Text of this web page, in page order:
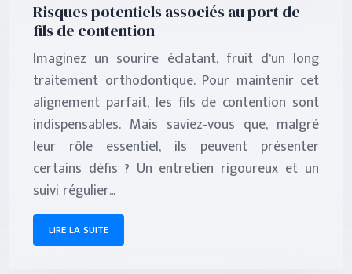
Risques potentiels associés au port de
fils de contention
Imaginez un sourire éclatant, fruit d’un long
traitement orthodontique. Pour maintenir cet
alignement parfait, les fils de contention sont
indispensables. Mais saviez-vous que, malgré
leur rôle essentiel, ils peuvent présenter
certains défis ? Un entretien rigoureux et un
suivi régulier…
LIRE LA SUITE